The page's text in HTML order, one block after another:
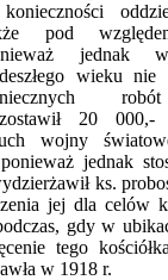
pod
jednak
wieku nie
20
wojny
jednak
ks.
jej dla celów
gdy w
tego
w 1918 r.